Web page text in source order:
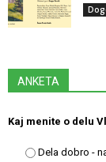
ANKETA
Kaj menite o delu
Dela dobro -